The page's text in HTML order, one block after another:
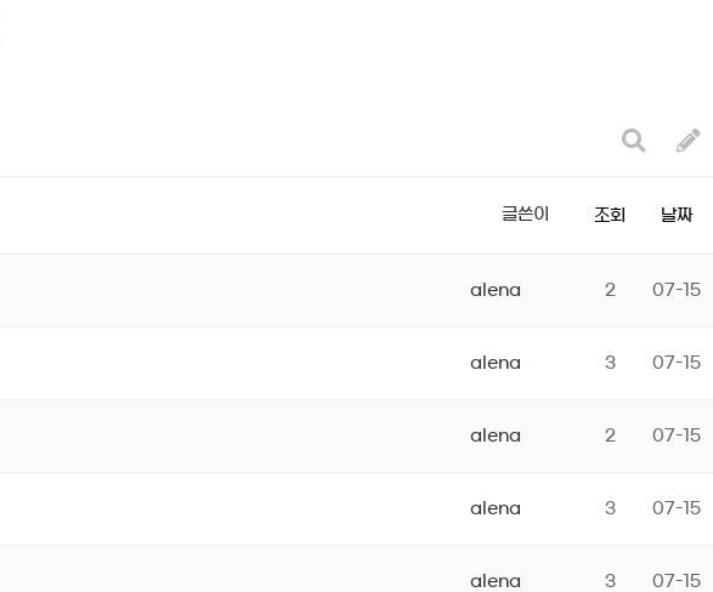
글쓴이 조회 날짜
alena 2 07-15
alena 3 07-15
alena 2 07-15
alena 3 07-15
alena 3 07-15